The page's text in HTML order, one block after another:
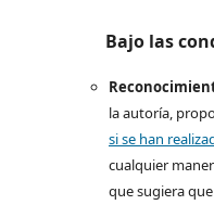
Bajo las
la autoría,
si se han
cualquier
que sugiera